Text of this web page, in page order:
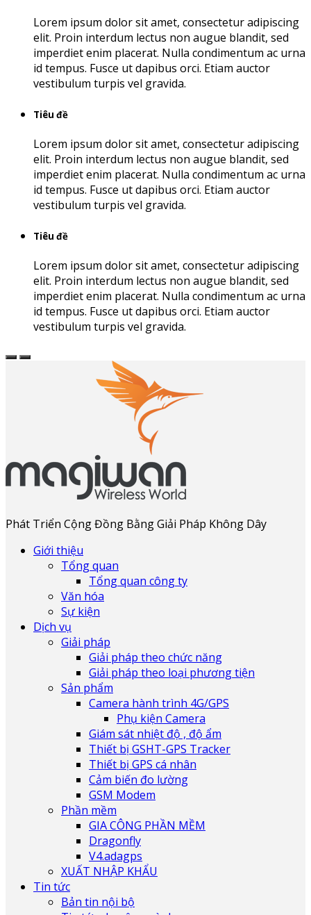
Lorem ipsum dolor sit amet, consectetur adipiscing
elit. Proin interdum lectus non augue blandit, sed
imperdiet enim placerat. Nulla condimentum ac urna
id tempus. Fusce ut dapibus orci. Etiam auctor
vestibulum turpis vel gravida.
Tiêu đề
Lorem ipsum dolor sit amet, consectetur adipiscing
elit. Proin interdum lectus non augue blandit, sed
imperdiet enim placerat. Nulla condimentum ac urna
id tempus. Fusce ut dapibus orci. Etiam auctor
vestibulum turpis vel gravida.
Tiêu đề
Lorem ipsum dolor sit amet, consectetur adipiscing
elit. Proin interdum lectus non augue blandit, sed
imperdiet enim placerat. Nulla condimentum ac urna
id tempus. Fusce ut dapibus orci. Etiam auctor
vestibulum turpis vel gravida.
Phát Triển Cộng Đồng Bằng Giải Pháp Không Dây
Giới thiệu
Tổng quan
Tổng quan công ty
Văn hóa
Sự kiện
Dịch vụ
Giải pháp
Giải pháp theo chức năng
Giải pháp theo loại phương tiện
Sản phẩm
Camera hành trình 4G/GPS
Phụ kiện Camera
Giám sát nhiệt độ , độ ẩm
Thiết bị GSHT-GPS Tracker
Thiết bị GPS cá nhân
Cảm biến đo lường
GSM Modem
Phần mềm
GIA CÔNG PHẦN MỀM
Dragonfly
V4.adagps
XUẤT NHẬP KHẨU
Tin tức
Bản tin nội bộ